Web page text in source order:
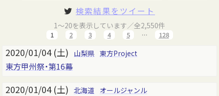
検索結果をツイート
1～20を表示しています／全2,550件
1 2 3 4 5 … 128
2020/01/04 (土) 山梨県 東方Project
東方甲州祭・第16幕
2020/01/04 (土) 北海道 オールジャンル